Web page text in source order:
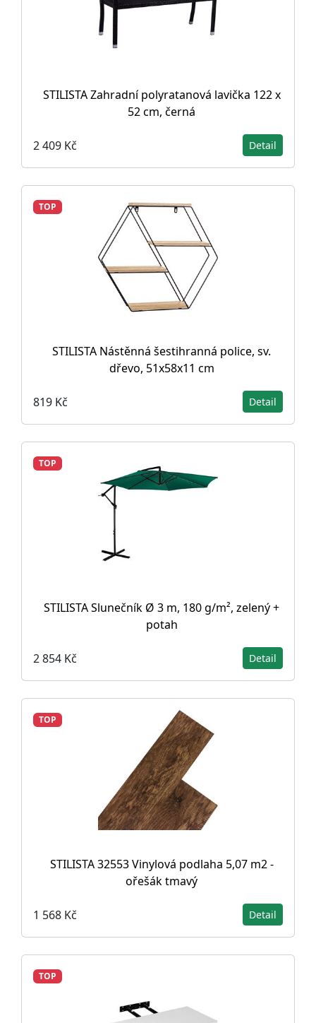
STILISTA Zahradní polyratanová lavička 122 x
52 cm, černá
2 409 Kč Detail
TOP
STILISTA Nástěnná šestihranná police, sv.
dřevo, 51x58x11 cm
819 Kč Detail
TOP
STILISTA Slunečník Ø 3 m, 180 g/m², zelený +
potah
2 854 Kč Detail
TOP
STILISTA 32553 Vinylová podlaha 5,07 m2 -
ořešák tmavý
1 568 Kč Detail
TOP